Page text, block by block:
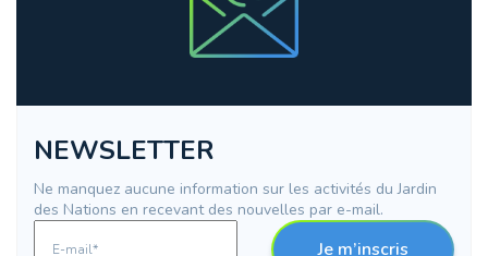
NEWSLETTER
Ne manquez aucune information sur les activités du Jardin
des Nations en recevant des nouvelles par e-mail.
Je m’inscris